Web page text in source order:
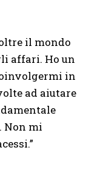
il mondo
affari. Ho un
in
ad aiutare
Non mi